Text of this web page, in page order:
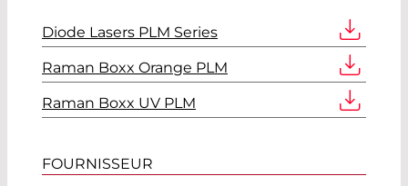
Diode Lasers PLM Series
Raman Boxx Orange PLM
Raman Boxx UV PLM
FOURNISSEUR